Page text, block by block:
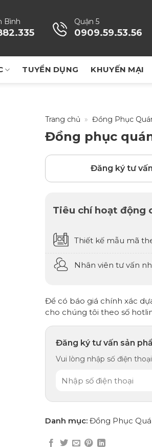
Bình Quận 5
0909.59.53.56
TUYỂN DỤNG KHUYẾN MẠI
Trang chủ » Đồng Phục
Đồng phục
Đăng ký tư vấn
Tiêu chí hoạt động
Thiết kế mẫu mã
Nhân viên tư vấn
Để có báo giá chính xác
cho chúng tôi theo số
Đăng ký tư vấn sản
Vui lòng nhập số điện
Danh mục: Đồng Phục